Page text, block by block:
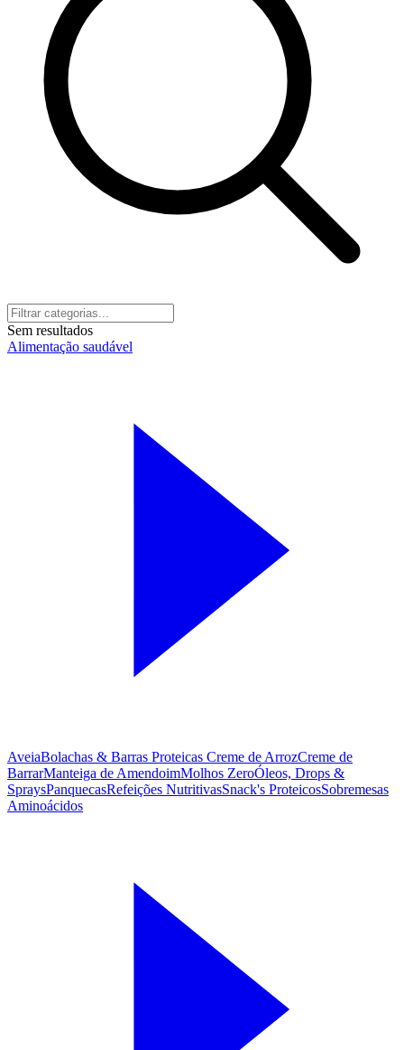
Sem resultados
Alimentação saudável
AveiaBolachas & Barras Proteicas Creme de ArrozCreme de
BarrarManteiga de AmendoimMolhos ZeroÓleos, Drops &
SpraysPanquecasRefeições NutritivasSnack's ProteicosSobremesas
Aminoácidos